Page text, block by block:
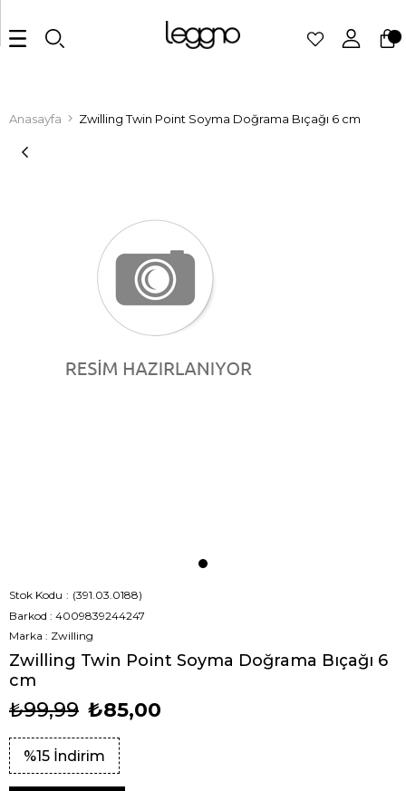
Anasayfa Zwilling Twin Point Soyma Doğrama Bıçağı 6 cm
Stok Kodu
(391.03.0188)
Barkod : 4009839244247
Marka : Zwilling
Zwilling Twin Point Soyma Doğrama Bıçağı 6
cm
%15 İndirim
₺99,99 ₺85,00